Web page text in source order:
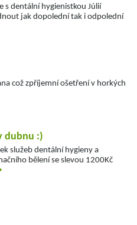
s dentální hygienistkou Júlií
jak dopolední tak i odpolední
což zpříjemní ošetření v horkých
dubnu :)
služeb dentální hygieny a
bělení se slevou 1200Kč